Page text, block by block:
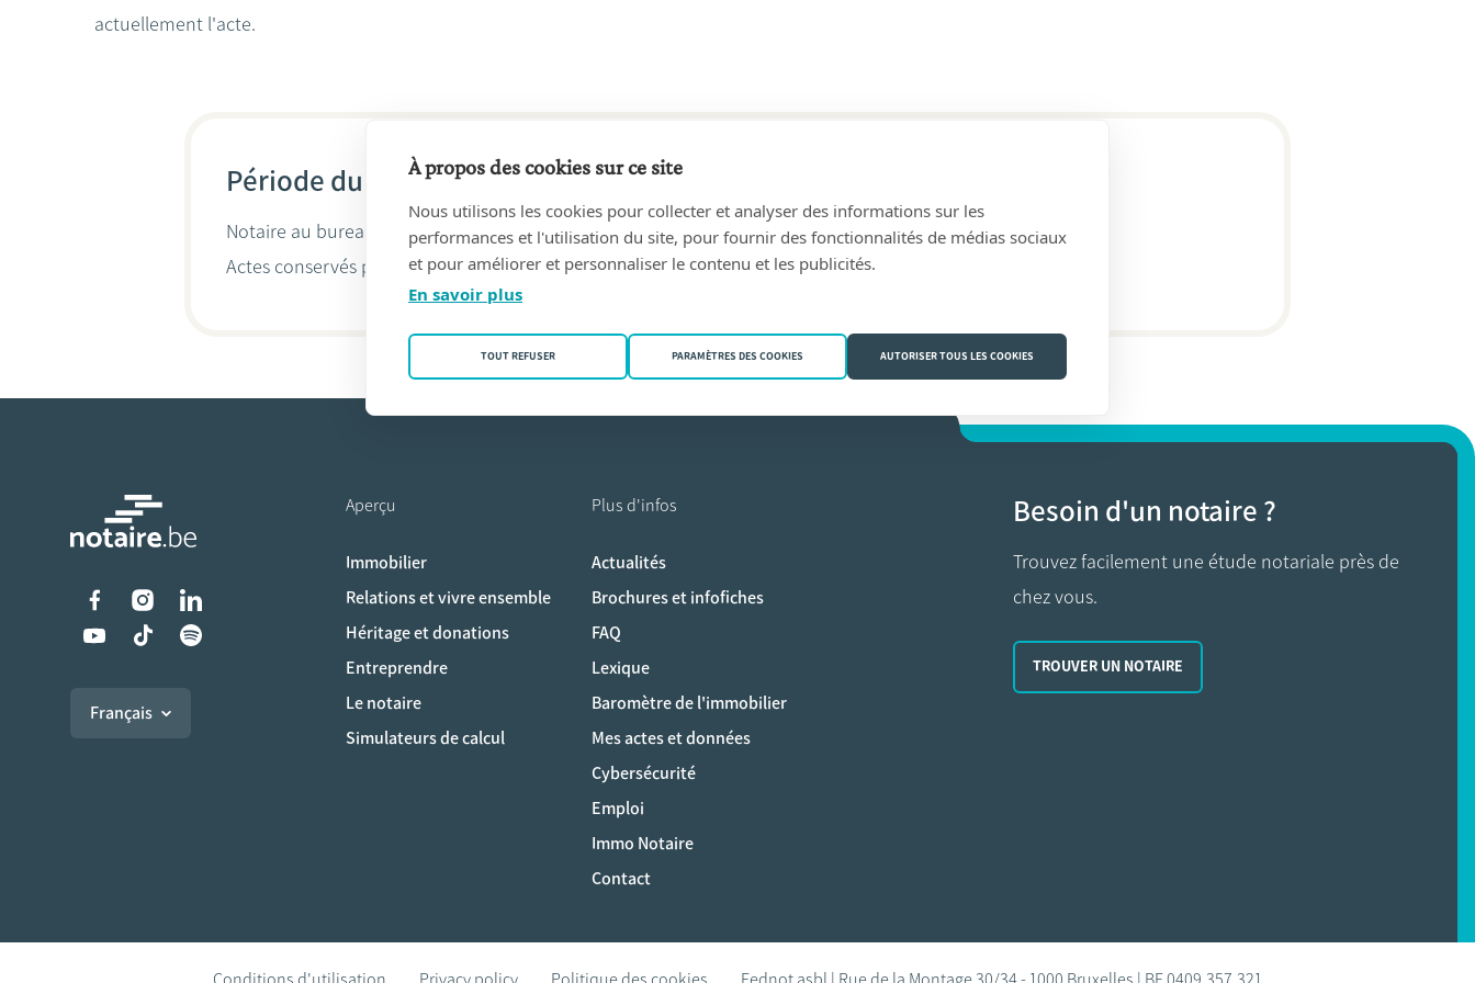
actuellement l'acte.
Période du 24/01/2011 au aujourd'hui
Notaire au bureau MEERSMAN Jan, Notaris(1600 Sint-Pieters-Leeuw)
Actes conservés par
Jan Meersman
Liens vers les réseaux sociaux
Français
Aperçu
Immobilier
Relations et vivre ensemble
Héritage et donations
Entreprendre
Le notaire
Simulateurs de calcul
Plus d'infos
Actualités
Brochures et infofiches
FAQ
Lexique
Baromètre de l'immobilier
Mes actes et données
Cybersécurité
Emploi
Immo Notaire
Contact
Besoin d'un notaire ?
Trouvez facilement une étude notariale près de
chez vous.
TROUVER UN NOTAIRE
À propos des cookies sur ce site
Nous utilisons les cookies pour collecter et analyser des informations sur les
performances et l'utilisation du site, pour fournir des fonctionnalités de médias sociaux
et pour améliorer et personnaliser le contenu et les publicités.
En savoir plus
TOUT REFUSER PARAMÈTRES DES COOKIES AUTORISER TOUS LES COOKIES